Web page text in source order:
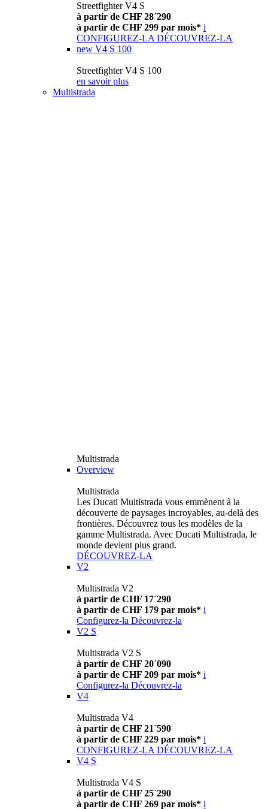
Streetfighter V4 S
à partir de CHF 28´290
à partir de CHF 299 par mois* i
CONFIGUREZ-LA DÉCOUVREZ-LA
new V4 S 100
Streetfighter V4 S 100
en savoir plus
Multistrada
Multistrada
Overview
Multistrada
Les Ducati Multistrada vous emmènent à la
découverte de paysages incroyables, au-delà des
frontières. Découvrez tous les modèles de la
gamme Multistrada. Avec Ducati Multistrada, le
monde devient plus grand.
DÉCOUVREZ-LA
V2
Multistrada V2
à partir de CHF 17´290
à partir de CHF 179 par mois* i
Configurez-la Découvrez-la
V2 S
Multistrada V2 S
à partir de CHF 20´090
à partir de CHF 209 par mois* i
Configurez-la Découvrez-la
V4
Multistrada V4
à partir de CHF 21´590
à partir de CHF 229 par mois* i
CONFIGUREZ-LA DÉCOUVREZ-LA
V4 S
Multistrada V4 S
à partir de CHF 25´290
à partir de CHF 269 par mois* i